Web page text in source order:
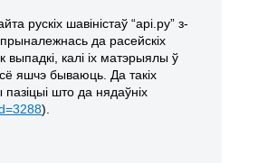
рускіх шавіністаў “арі.ру” з-
прыналежнась да расейскіх
калі іх матэрыялы ў
яшчэ бываюць. Да такіх
што да нядаўніх
).